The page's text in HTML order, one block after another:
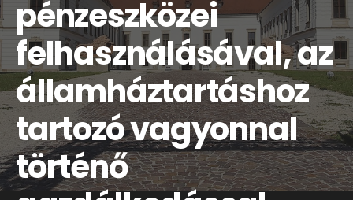
pénzeszközei
felhasználásával, az
államháztartáshoz
tartozó vagyonnal
történő